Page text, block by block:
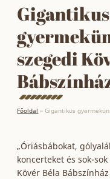
Gigantikus
szegedi
Főoldal »Gigantikus
„Óriásbábokat,
koncerteket és sok-
Kövér Béla